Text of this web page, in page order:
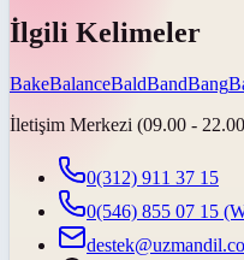
İlgili Kelimeler
BakeBalanceBaldBandBang
İletişim Merkezi (09.00 -
0(312) 911 37 15
0(546) 855 07 15